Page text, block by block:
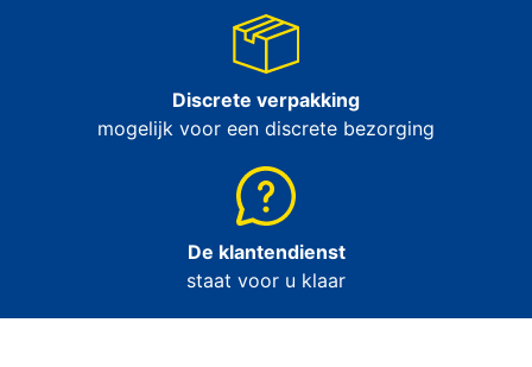
Discrete verpakking
mogelijk voor een discrete bezorging
De klantendienst
staat voor u klaar